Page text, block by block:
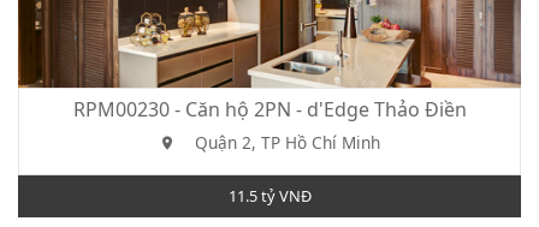
RPM00230 - Căn hộ 2PN - d'Edge Thảo Điền
Quận 2, TP Hồ Chí Minh
11.5 tỷ VNĐ